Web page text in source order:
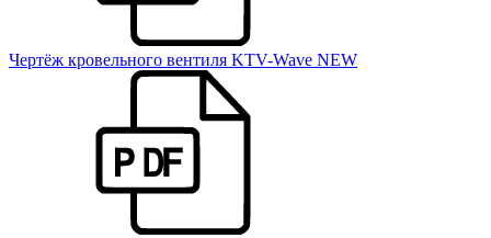
Чертёж кровельного вентиля KTV-Wave NEW